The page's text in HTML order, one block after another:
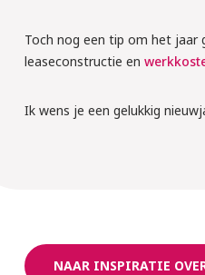
Toch nog een tip om het jaar
leaseconstructie en
Ik wens je een gelukkig
NAAR INSPIRATIE